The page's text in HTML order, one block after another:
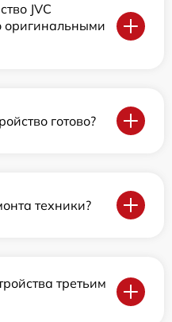
JVC
оригинальными
готово?
техники?
третьим